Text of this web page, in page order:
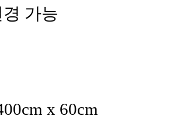
가능
x 60cm